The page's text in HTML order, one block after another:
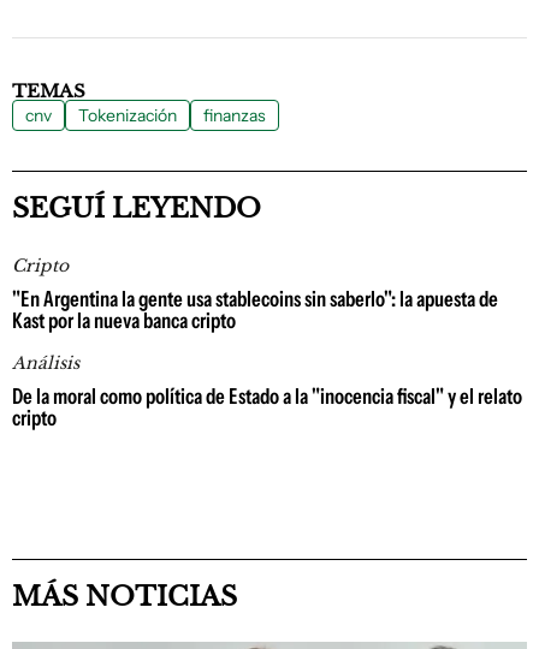
TEMAS
cnv Tokenización finanzas
SEGUÍ LEYENDO
Cripto
"En Argentina la gente usa stablecoins sin saberlo": la apuesta de
Kast por la nueva banca cripto
Análisis
De la moral como política de Estado a la "inocencia fiscal" y el relato
cripto
MÁS NOTICIAS